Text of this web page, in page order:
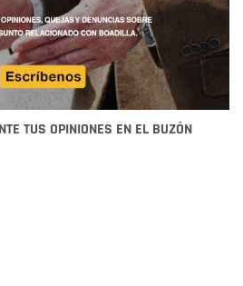
TUS OPINIONES EN EL BUZÓN